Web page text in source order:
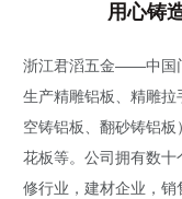
用心铸
浙江君滔五金——中国
生产精雕铝板、精雕
空铸铝板、翻砂铸铝
花板等。公司拥有数
修行业，建材企业，销